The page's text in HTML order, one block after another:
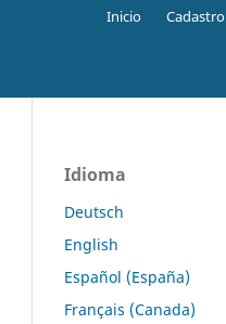
Inicio Cadastro
Idioma
Deutsch
English
Español (España)
Français (Canada)